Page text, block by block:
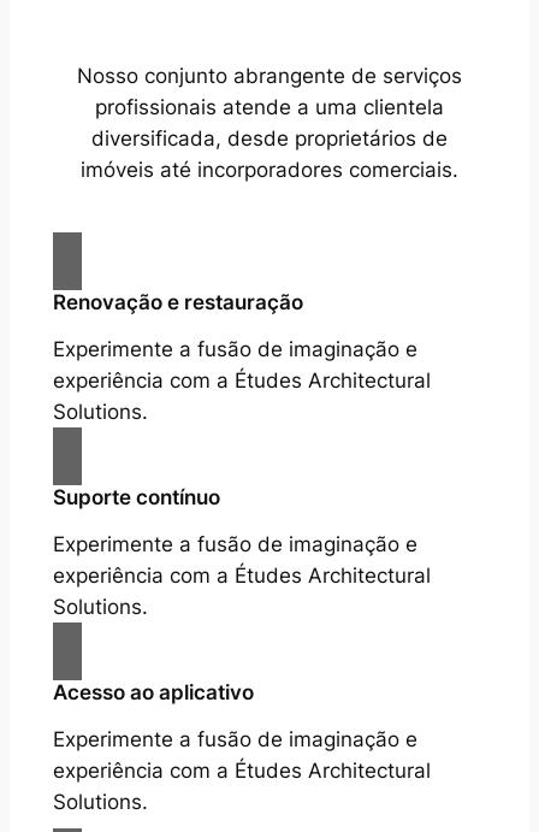
Nosso conjunto abrangente de serviços
profissionais atende a uma clientela
diversificada, desde proprietários de
imóveis até incorporadores comerciais.
Renovação e restauração
Experimente a fusão de imaginação e
experiência com a Études Architectural
Solutions.
Suporte contínuo
Experimente a fusão de imaginação e
experiência com a Études Architectural
Solutions.
Acesso ao aplicativo
Experimente a fusão de imaginação e
experiência com a Études Architectural
Solutions.